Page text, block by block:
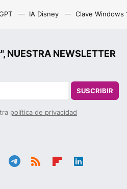
IA Disney Clave Windows
NUESTRA NEWSLETTER
SUSCRIBIR
política de privacidad